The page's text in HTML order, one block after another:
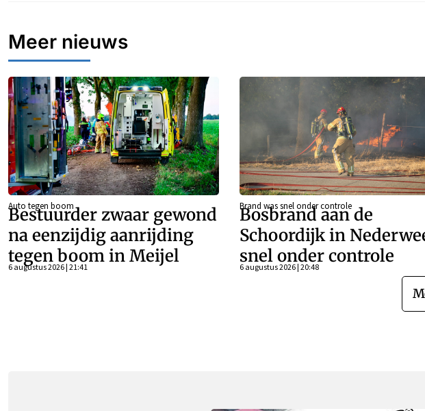
Meer nieuws
Auto tegen boom
Bestuurder zwaar gewond
na eenzijdig aanrijding
tegen boom in Meijel
6 augustus 2026 | 21:41
Brand was snel onder controle
Bosbrand aan de
Schoordijk in
snel onder controle
6 augustus 2026 | 20:48